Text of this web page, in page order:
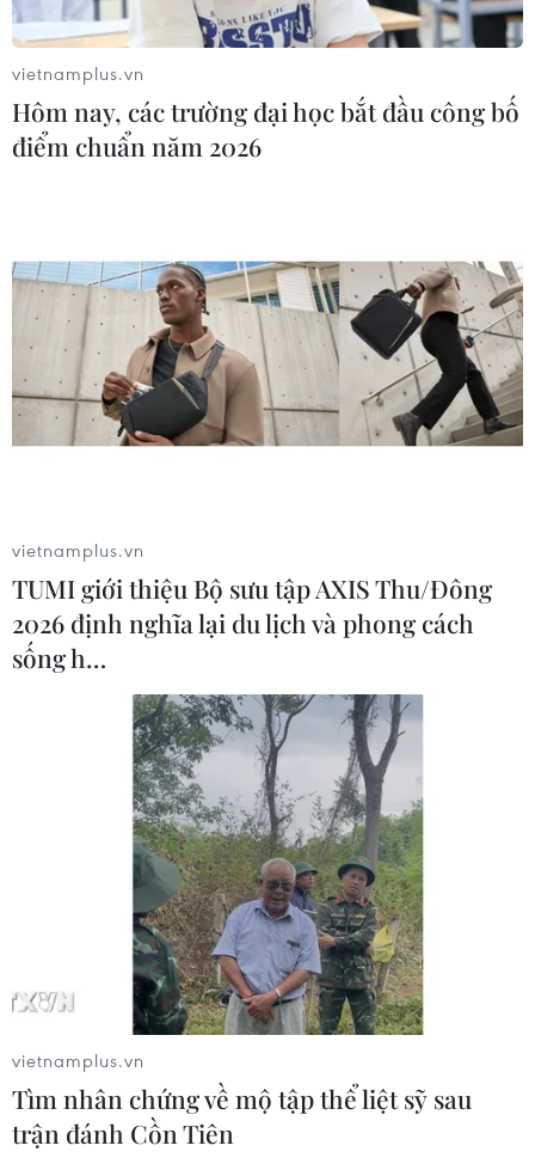
của IS ở Mozambique
30/03/2021 00:06
Bộ Quốc phòng Mỹ cam kết hỗ trợ Mozambique, sau
cuộc tấn công đẫm máu kéo dài của tổ chức khủng bố
vietnamplus.vn
Hôm nay, các trường đại học bắt đầu công bố
điểm chuẩn năm 2026
vietnamplus.vn
TUMI giới thiệu Bộ sưu tập AXIS Thu/Đông
2026 định nghĩa lại du lịch và phong cách
sống h…
vietnamplus.vn
Tìm nhân chứng về mộ tập thể liệt sỹ sau
trận đánh Cồn Tiên